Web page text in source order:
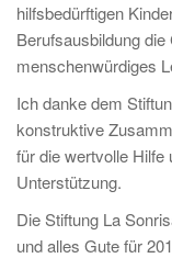
hilfsbedürftigen
Berufsausbildung
menschenwürdiges
Ich danke dem
konstruktive
für die wertvolle Hilfe
Unterstützung.
Die Stiftung La
und alles Gute für